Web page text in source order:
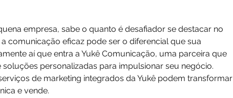
empresa, sabe o quanto é desafiador se destacar no
comunicação eficaz pode ser o diferencial que sua
aí que entra a Yukê Comunicação, uma parceira que
personalizadas para impulsionar seu negócio.
de marketing integrados da Yukê podem transformar
e vende.